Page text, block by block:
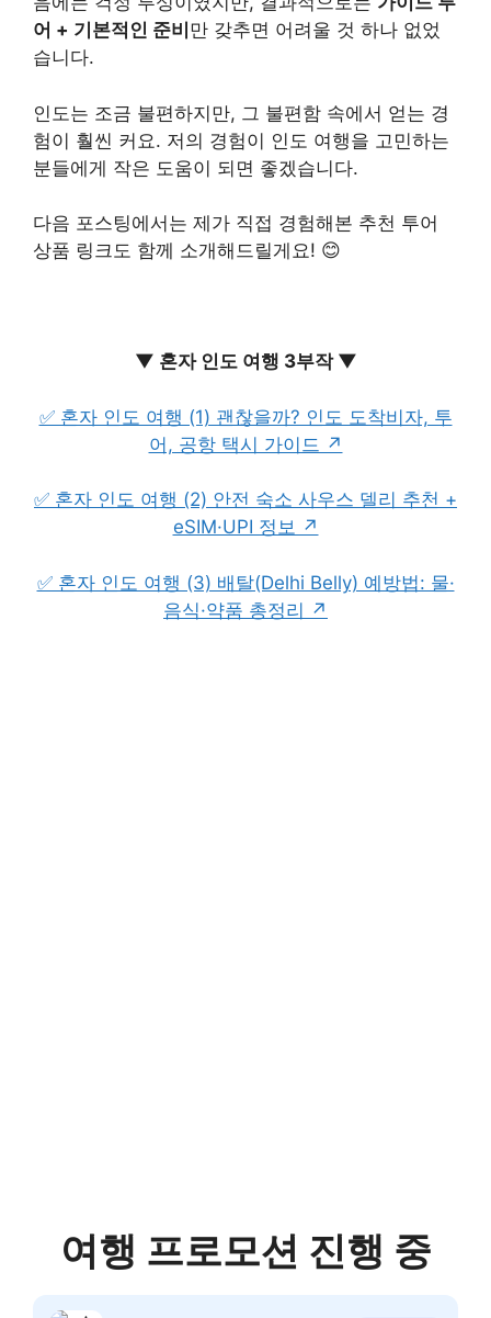
어 + 기본적인 준비 만 갖추면 어려울 것 하나 없었
습니다.
인도는 조금 불편하지만, 그 불편함 속에서 얻는 경
험이 훨씬 커요. 저의 경험이 인도 여행을 고민하는
분들에게 작은 도움이 되면 좋겠습니다.
다음 포스팅에서는 제가 직접 경험해본 추천 투어
상품 링크도 함께 소개해드릴게요! 😊
▼ 혼자 인도 여행 3부작 ▼
✅ 혼자 인도 여행 (1) 괜찮을까? 인도 도착비자, 투
어, 공항 택시 가이드 ↗
✅ 혼자 인도 여행 (2) 안전 숙소 사우스 델리 추천 +
eSIM·UPI 정보 ↗
✅ 혼자 인도 여행 (3) 배탈(Delhi Belly) 예방법: 물·
음식·약품 총정리 ↗
여행 프로모션 진행 중